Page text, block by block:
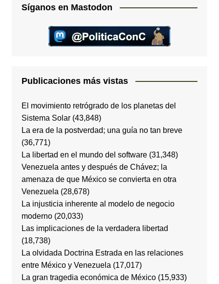
Síganos en Mastodon
Publicaciones más vistas
El movimiento retrógrado de los planetas del
Sistema Solar (43,848)
La era de la postverdad; una guía no tan breve
(36,771)
La libertad en el mundo del software (31,348)
Venezuela antes y después de Chávez; la
amenaza de que México se convierta en otra
Venezuela (28,678)
La injusticia inherente al modelo de negocio
moderno (20,033)
Las implicaciones de la verdadera libertad
(18,738)
La olvidada Doctrina Estrada en las relaciones
entre México y Venezuela (17,017)
La gran tragedia económica de México (15,933)